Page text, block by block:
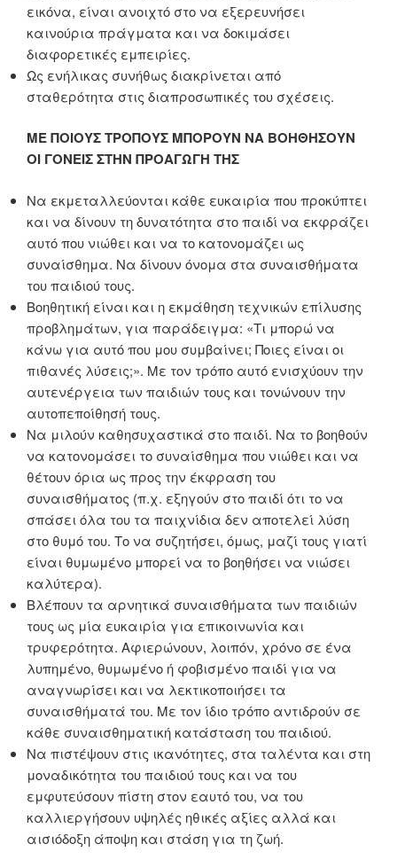
εικόνα, είναι ανοιχτό στο να εξερευνήσει
καινούρια πράγματα και να δοκιμάσει
διαφορετικές εμπειρίες.
Ως ενήλικας συνήθως διακρίνεται από
σταθερότητα στις διαπροσωπικές του σχέσεις.
ΜΕ ΠΟΙΟΥΣ ΤΡΟΠΟΥΣ ΜΠΟΡΟΥΝ ΝΑ ΒΟΗΘΗΣΟΥΝ
ΟΙ ΓΟΝΕΙΣ ΣΤΗΝ ΠΡΟΑΓΩΓΗ ΤΗΣ
Να εκμεταλλεύονται κάθε ευκαιρία που προκύπτει
και να δίνουν τη δυνατότητα στο παιδί να εκφράζει
αυτό που νιώθει και να το κατονομάζει ως
συναίσθημα. Να δίνουν όνομα στα συναισθήματα
του παιδιού τους.
Βοηθητική είναι και η εκμάθηση τεχνικών επίλυσης
προβλημάτων, για παράδειγμα: «Τι μπορώ να
κάνω για αυτό που μου συμβαίνει; Ποιες είναι οι
πιθανές λύσεις;». Με τον τρόπο αυτό ενισχύουν την
αυτενέργεια των παιδιών τους και τονώνουν την
αυτοπεποίθησή τους.
Να μιλούν καθησυχαστικά στο παιδί. Να το βοηθούν
να κατονομάσει το συναίσθημα που νιώθει και να
θέτουν όρια ως προς την έκφραση του
συναισθήματος (π.χ. εξηγούν στο παιδί ότι το να
σπάσει όλα του τα παιχνίδια δεν αποτελεί λύση
στο θυμό του. Το να συζητήσει, όμως, μαζί τους γιατί
είναι θυμωμένο μπορεί να το βοηθήσει να νιώσει
καλύτερα).
Βλέπουν τα αρνητικά συναισθήματα των παιδιών
τους ως μία ευκαιρία για επικοινωνία και
τρυφερότητα. Αφιερώνουν, λοιπόν, χρόνο σε ένα
λυπημένο, θυμωμένο ή φοβισμένο παιδί για να
αναγνωρίσει και να λεκτικοποιήσει τα
συναισθήματά του. Με τον ίδιο τρόπο αντιδρούν σε
κάθε συναισθηματική κατάσταση του παιδιού.
Να πιστέψουν στις ικανότητες, στα ταλέντα και στη
μοναδικότητα του παιδιού τους και να του
εμφυτεύσουν πίστη στον εαυτό του, να του
καλλιεργήσουν υψηλές ηθικές αξίες αλλά και
αισιόδοξη άποψη και στάση για τη ζωή.